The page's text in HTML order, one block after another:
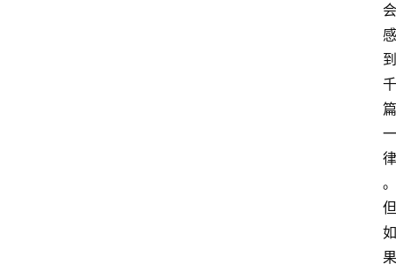
会
感
到
千
篇
一
律
。
但
如
果